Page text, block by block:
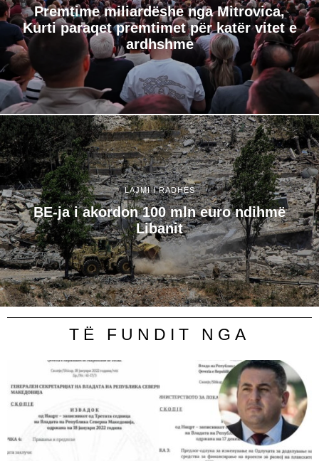
Premtime miliardëshe nga Mitrovica,
Kurti paraqet premtimet për katër vitet e
ardhshme
LAJMI I RADHËS
BE-ja i akordon 100 mln euro ndihmë
Libanit
TË FUNDIT NGA